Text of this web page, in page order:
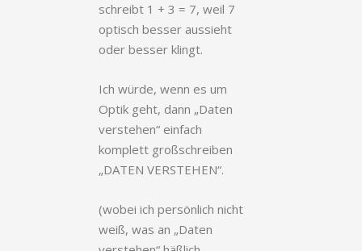
schreibt 1 + 3 = 7, weil 7
optisch besser aussieht
oder besser klingt.
Ich würde, wenn es um
Optik geht, dann „Daten
verstehen“ einfach
komplett großschreiben
„DATEN VERSTEHEN“.
(wobei ich persönlich nicht
weiß, was an „Daten